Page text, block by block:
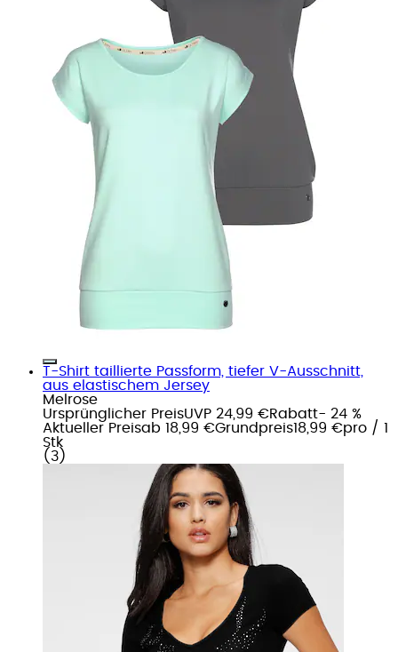
T-Shirt taillierte Passform, tiefer V-Ausschnitt,
aus elastischem Jersey
Melrose
Ursprünglicher PreisUVP 24,99 €Rabatt- 24 %
Aktueller Preisab 18,99 €Grundpreis18,99 €pro / 1
Stk
( 3 )